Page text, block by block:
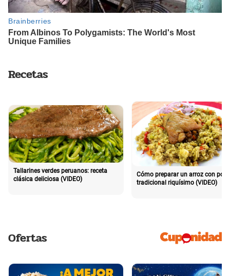
Recetas
Tallarines verdes peruanos: receta
clásica deliciosa (VIDEO)
Cómo preparar un arroz con pollo
tradicional riquísimo (VIDEO)
Ofertas